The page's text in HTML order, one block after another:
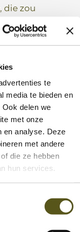
te
media te bieden en
delen we
met onze
en analyse. Deze
met andere
die ze hebben
hun services.
die zou
het gebruik van
of andere
voor schade
site of van een
links of
van
van
van de